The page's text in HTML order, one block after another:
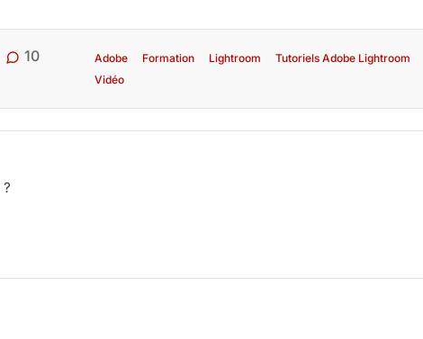
10
Adobe Formation Lightroom
Tutoriels Adobe Lightroom
Vidéo